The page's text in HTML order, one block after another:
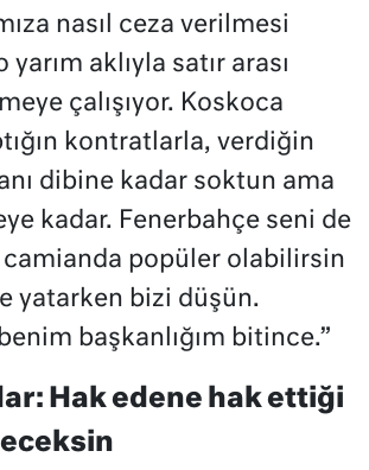
nasıl ceza verilmesi
aklıyla satır arası
çalışıyor. Koskoca
kontratlarla, verdiğin
dibine kadar soktun ama
kadar. Fenerbahçe seni de
popüler olabilirsin
yatarken bizi düşün.
başkanlığım bitince.”
Hak edene hak ettiği